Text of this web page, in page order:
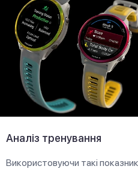
Аналіз тренування
Використовуючи такі